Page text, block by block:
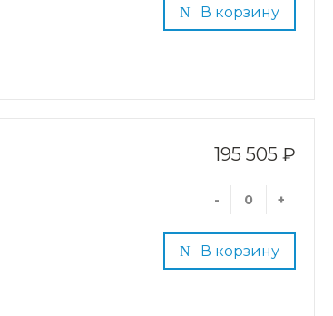
В корзину
195 505 ₽
- +
В корзину